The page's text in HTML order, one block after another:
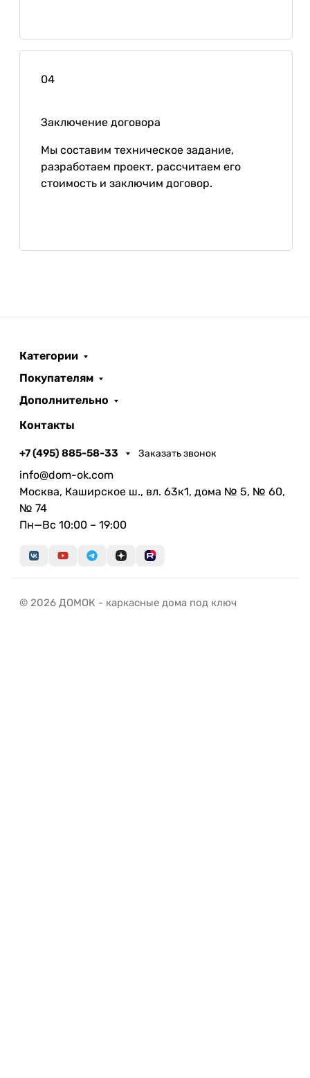
04
Заключение договора
Мы составим техническое задание,
разработаем проект, рассчитаем его
стоимость и заключим договор.
Категории
Покупателям
Дополнительно
Контакты
+7 (495) 885-58-33 Заказать звонок
info@dom-ok.com
Москва, Каширское ш., вл. 63к1, дома № 5, № 60,
№ 74
Пн—Вс 10:00 – 19:00
© 2026 ДОМОК - каркасные дома под ключ